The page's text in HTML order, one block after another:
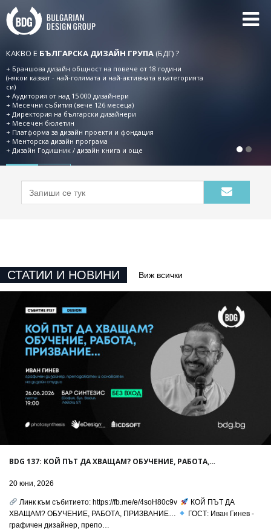
КАКВО Е БЪЛГАРСКА ДИЗАЙН ГРУПА (БДГ) ?
+ Браншова дизайн общност на повече от 18 години
(някои казват - най-голямата и най-активната в категорията
си)
+ Aудитория от над 15 000 дизайнери
+ Месечни събития (вече 126 месеца)
+ Директория на български дизайнери
+ Месечен бюлетин
+ Платформа за дизайн проекти и фондация
+ Менторска дизайн програма
+ Дизайн Годишник / дизайн книга и още
BDG
СТАТИИ И НОВИНИ Виж всички
BDG 137: КОЙ ПЪТ ДА ХВАЩАМ? ОБУЧЕНИЕ, РАБОТА,…
20 юни, 2026
Линк към събитието: https://fb.me/e/4soH80c9v
КОЙ ПЪТ ДА
ХВАЩАМ? ОБУЧЕНИЕ, РАБОТА, ПРИЗВАНИЕ…
ГОСТ: Иван Гинев -
графичен дизайнер, препо…